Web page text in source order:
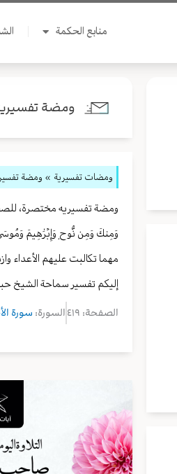
منابع الحكمة
ومضة تفسيرية لصفحة ٤١٩ من
ومضات تفسيرية » ومضة تفسيرية لصفحة ٤١٩ من
وَمِنكَ وَمِن نُّوحٖ وَإِبۡرَٰهِيمَ وَمُوسَىٰ
مهما تكالبت عليهم الأعداء
إليكم تفسير سماحة الشيخ
الصفحة: ٤١٩ السورة: سورة